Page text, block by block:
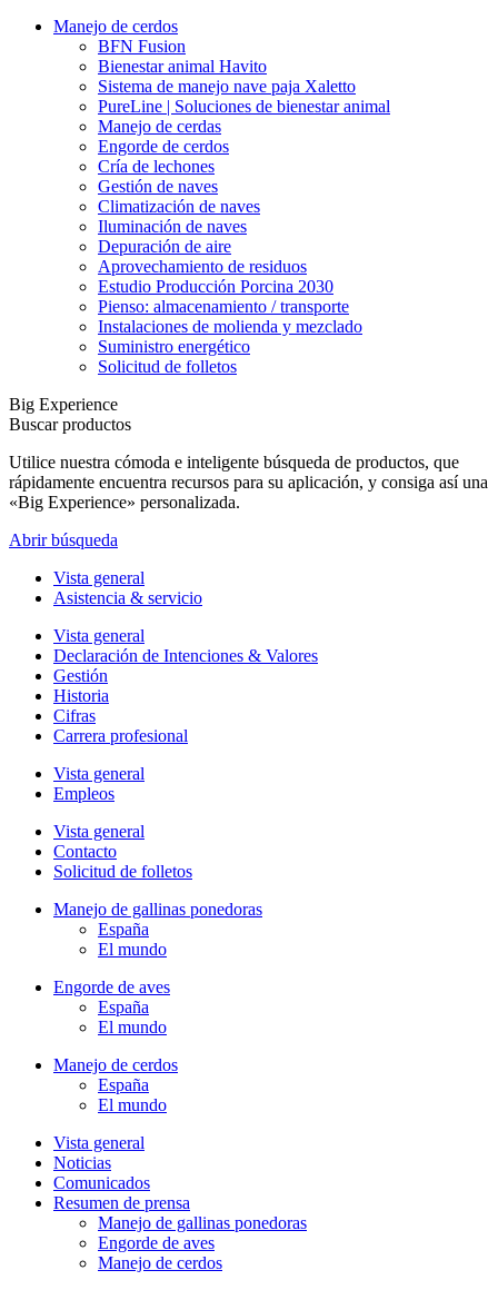
Manejo de cerdos
BFN Fusion
Bienestar animal Havito
Sistema de manejo nave paja Xaletto
PureLine | Soluciones de bienestar animal
Manejo de cerdas
Engorde de cerdos
Cría de lechones
Gestión de naves
Climatización de naves
Iluminación de naves
Depuración de aire
Aprovechamiento de residuos
Estudio Producción Porcina 2030
Pienso: almacenamiento / transporte
Instalaciones de molienda y mezclado
Suministro energético
Solicitud de folletos
Big Experience
Buscar productos
Utilice nuestra cómoda e inteligente búsqueda de productos, que
rápidamente encuentra recursos para su aplicación, y consiga así una
«Big Experience» personalizada.
Abrir búsqueda
Vista general
Asistencia & servicio
Vista general
Declaración de Intenciones & Valores
Gestión
Historia
Cifras
Carrera profesional
Vista general
Empleos
Vista general
Contacto
Solicitud de folletos
Manejo de gallinas ponedoras
España
El mundo
Engorde de aves
España
El mundo
Manejo de cerdos
España
El mundo
Vista general
Noticias
Comunicados
Resumen de prensa
Manejo de gallinas ponedoras
Engorde de aves
Manejo de cerdos